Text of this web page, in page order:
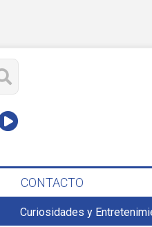
CONTACTO
Curiosidades y